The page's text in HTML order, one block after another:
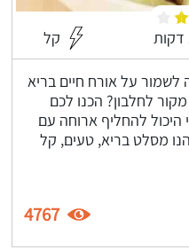
קל
לשמור על אורח חיים בריא
לחלבון? הכנו לכם
היכול להחליף ארוחה עם
מסלט בריא, טעים, קל
4767